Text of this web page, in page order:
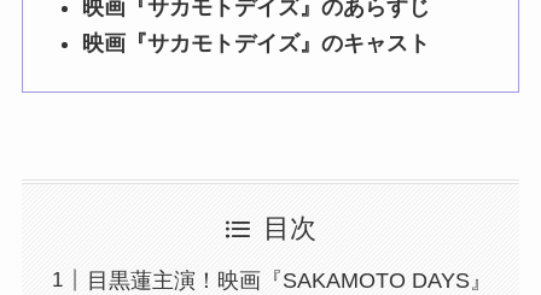
映画『サカモトデイズ』のあらすじ
映画『サカモトデイズ』のキャスト
目次
目黒蓮主演！映画『SAKAMOTO DAYS』